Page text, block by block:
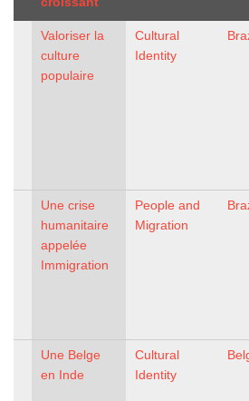
Valoriser la
culture
populaire
Cultural
Identity
Une crise
humanitaire
appelée
Immigration
People and
Migration
Une Belge
en Inde
Cultural
Identity